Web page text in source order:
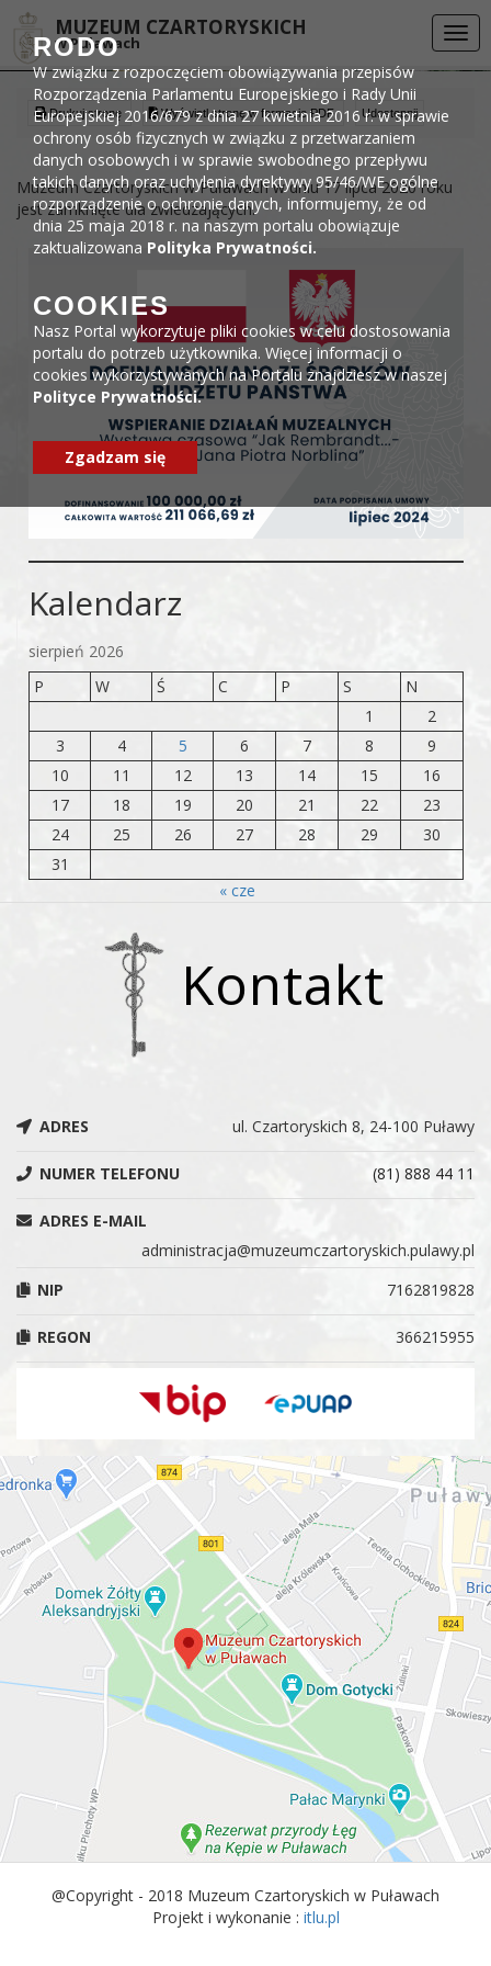
DEKLARACJA DOSTĘPNOŚCI
MUZEUM CZARTORYSKICH
w Puławach
Drukuj stronę Wyświetl stronę w formacie PDF Udostępnij
Muzeum Czartoryskich w Puławach w dniu 17 lipca 2020 roku
jest zamknięte dla zwiedzających.
Kalendarz
sierpień 2026
P
W Ś C P S
N
1
2
3
4 5 6 7 8
9
10
11 12 13 14 15
16
17
18 19 20 21 22
23
24
25 26 27 28 29
30
31
« cze
Kontakt
ADRES ul. Czartoryskich 8, 24-100 Puławy
NUMER TELEFONU (81) 888 44 11
ADRES E-MAIL
administracja@muzeumczartoryskich.pulawy.pl
NIP
7162819828
REGON 366215955
@Copyright - 2018 Muzeum Czartoryskich w Puławach
Projekt i wykonanie : itlu.pl
RODO
W związku z rozpoczęciem obowiązywania przepisów
Rozporządzenia Parlamentu Europejskiego i Rady Unii
Europejskiej 2016/679 z dnia 27 kwietnia 2016 r. w sprawie
ochrony osób fizycznych w związku z przetwarzaniem
danych osobowych i w sprawie swobodnego przepływu
takich danych oraz uchylenia dyrektywy 95/46/WE ogólne
rozporządzenie o ochronie danych, informujemy, że od
dnia 25 maja 2018 r. na naszym portalu obowiązuje
zaktualizowana Polityka Prywatności.
COOKIES
Nasz Portal wykorzytuje pliki cookies w celu dostosowania
portalu do potrzeb użytkownika. Więcej informacji o
cookies wykorzystywanych na Portalu znajdziesz w naszej
Polityce Prywatności.
Zgadzam się